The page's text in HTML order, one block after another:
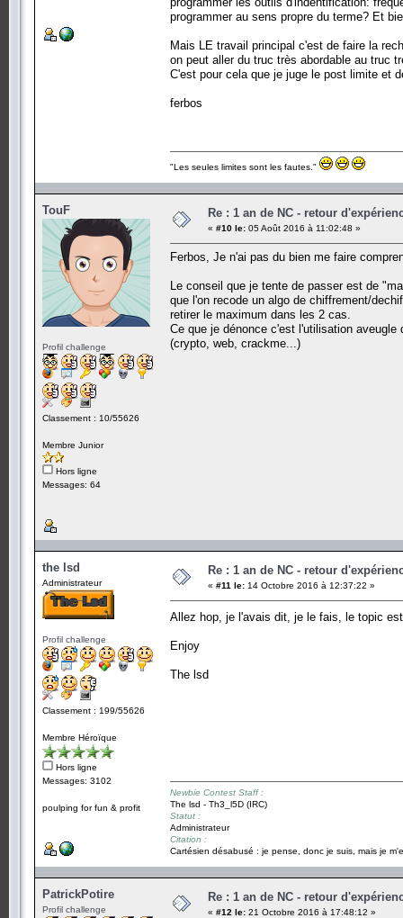
programmer au sens propre du terme? Et
Mais LE travail principal c'est de faire la
on peut aller du truc très abordable au truc
C'est pour cela que je juge le post limite et
ferbos
"Les seules limites sont les fautes."
TouF
Profil challenge
Classement : 10/55626
Membre Junior
Hors ligne
Messages: 64
Re : 1 an de NC - retour
« #10 le: 05 Août 2016 à 11:02:48 »
Ferbos, Je n'ai pas du bien me faire
Le conseil que je tente de passer est de
que l'on recode un algo de chiffrement/
retirer le maximum dans les 2 cas.
Ce que je dénonce c'est l'utilisation
(crypto, web, crackme...)
the lsd
Administrateur
Profil challenge
Classement : 199/55626
Membre Héroïque
Hors ligne
Messages: 3102
poulping for fun & profit
Re : 1 an de NC - retour
« #11 le: 14 Octobre 2016 à 12:37:22 »
Allez hop, je l'avais dit, je le fais, le topic
Enjoy
The lsd
Newbie Contest Staff :
The lsd - Th3_l5D (IRC)
Statut :
Administrateur
Citation :
Cartésien désabusé : je pense, donc je suis, mais je
PatrickPotire
Profil challenge
Re : 1 an de NC - retour
« #12 le: 21 Octobre 2016 à 17:48:12 »